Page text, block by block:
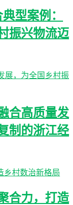
型案例：
振兴物流迈
合高质量发
制的浙江经
合力，打造